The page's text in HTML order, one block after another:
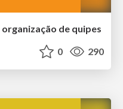
de quipes
0 290